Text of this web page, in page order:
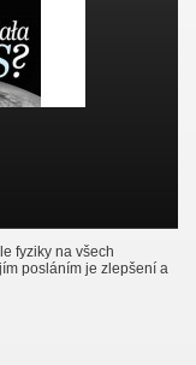
fyziky na všech
posláním je zlepšení a